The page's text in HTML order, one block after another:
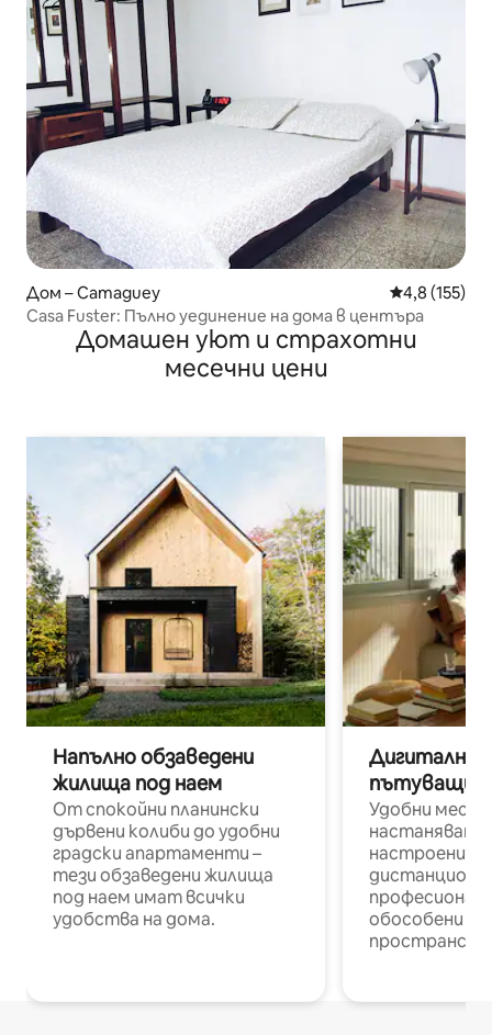
Дом – Camaguey Средна
4,8 (155)
Casa Fuster: Пълно уединение на дома в центъра
Домашен уют и страхотни
месечни цени
Напълно обзаведени
жилища под наем
От спокойни планински
дървени колиби до удобни
градски апартаменти –
тези обзаведени жилища
под наем имат всички
удобства на дома.
Дигитални
пътуващи
Удобни
настаняване
настроени и
обособени